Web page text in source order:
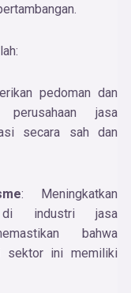
pedoman dan
jasa
secara sah dan
: Meningkatkan
di industri jasa
bahwa
sektor ini memiliki